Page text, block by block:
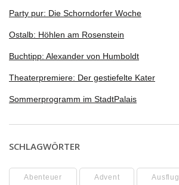
Party pur: Die Schorndorfer Woche
Ostalb: Höhlen am Rosenstein
Buchtipp: Alexander von Humboldt
Theaterpremiere: Der gestiefelte Kater
Sommerprogramm im StadtPalais
SCHLAGWÖRTER
Abenteuer Advent Ausflug